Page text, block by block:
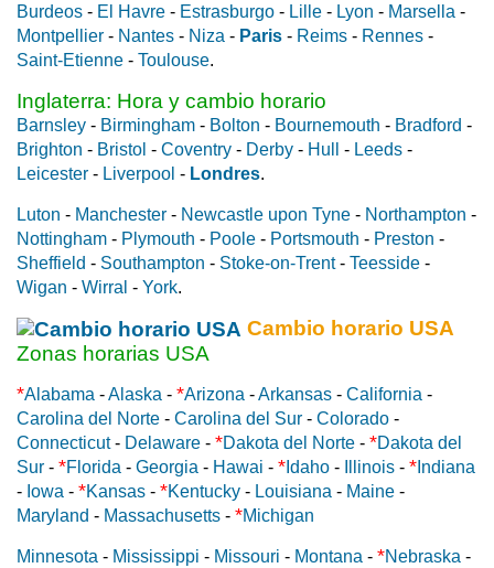
Burdeos - El Havre - Estrasburgo - Lille - Lyon - Marsella -
Montpellier - Nantes - Niza - Paris - Reims - Rennes -
Saint-Etienne - Toulouse.
Inglaterra: Hora y cambio horario
Barnsley - Birmingham - Bolton - Bournemouth - Bradford -
Brighton - Bristol - Coventry - Derby - Hull - Leeds -
Leicester - Liverpool - Londres.
Luton - Manchester - Newcastle upon Tyne - Northampton -
Nottingham - Plymouth - Poole - Portsmouth - Preston -
Sheffield - Southampton - Stoke-on-Trent- Teesside -
Wigan - Wirral - York.
Cambio horario USA
Zonas horarias USA
*Alabama -Alaska - *Arizona -Arkansas - California -
Carolina del Norte - Carolina del Sur - Colorado -
Connecticut- Delaware - *Dakota del Norte - *Dakota del
Sur - *Florida - Georgia - Hawai - * Idaho - Illinois - * Indiana
- Iowa - *Kansas - *Kentucky - Louisiana - Maine -
Maryland - Massachusetts - *Michigan
Minnesota - Mississippi - Missouri - Montana - *Nebraska -